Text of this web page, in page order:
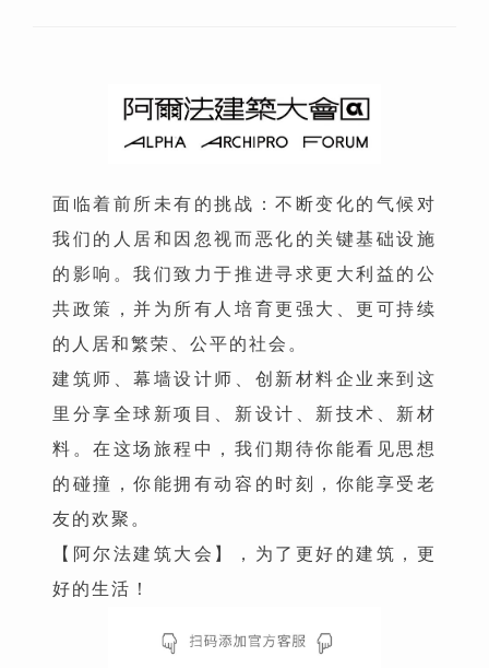
面临着前所未有的挑战：不断变化的气候对
我们的人居和因忽视而恶化的关键基础设施
的影响。我们致力于推进寻求更大利益的公
共政策，并为所有人培育更强大、更可持续
的人居和繁荣、公平的社会。
建筑师、幕墙设计师、创新材料企业来到这
里分享全球新项目、新设计、新技术、新材
料。在这场旅程中，我们期待你能看见思想
的碰撞，你能拥有动容的时刻，你能享受老
友的欢聚。
【阿尔法建筑大会】，为了更好的建筑，更
好的生活！